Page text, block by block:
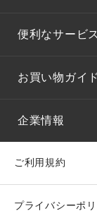
便利なサービ
お買い物ガイド
企業情報
ご利用規約
プライバシーポ